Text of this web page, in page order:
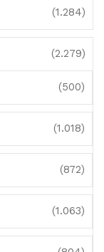
(1.284)
(2.279)
(500)
(1.018)
(872)
(1.063)